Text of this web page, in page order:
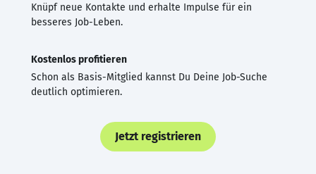
Knüpf neue Kontakte und erhalte Impulse für ein
besseres Job-Leben.
Kostenlos profitieren
Schon als Basis-Mitglied kannst Du Deine Job-Suche
deutlich optimieren.
Jetzt registrieren